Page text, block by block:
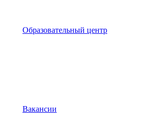
Образовательный центр
Вакансии